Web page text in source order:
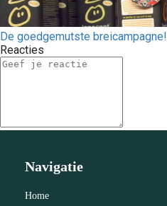
De goedgemutste breicampagne!
Reacties
Navigatie
Home